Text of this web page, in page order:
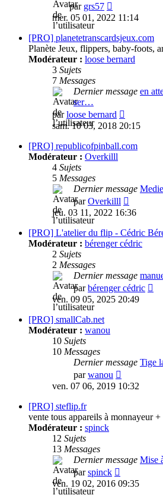
par grs57
le
message
mer. 05 01, 2022 11:14
[PRO] planetetranscardsjeux.com
Planète Jeux, flippers, baby-foots,
Modérateur : loose bernard
3 Sujets
7 Messages
Dernier message en
ser…
parloose bernard
le
message
sam. 10 03, 2018 20:15
[PRO] republicofpinball.com
Modérateur : Overkilll
4 Sujets
5 Messages
Dernier message
parOverkilll
le
message
jeu. 03 11, 2022 16:36
[PRO] L'atelier du flip - Cédric
Modérateur : bérenger cédric
2 Sujets
2 Messages
Dernier message
parbérenger cédric
ven. 09 05, 2025 20:49
[PRO] smallCab.net
Modérateur : wanou
10 Sujets
10 Messages
Dernier message Tige
parwanou
le
ven. 07 06, 2019 10:32
[PRO] steflip.fr
vente tous appareils à monnayeur +
Modérateur : spinck
12 Sujets
13 Messages
Dernier message Mise
parspinck
le
ven. 19 02, 2016 09:35